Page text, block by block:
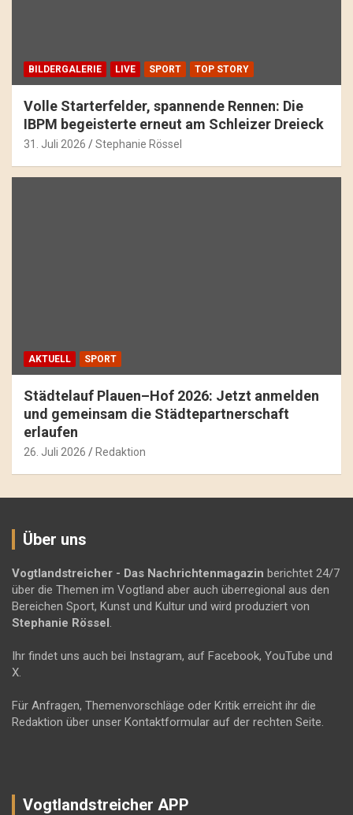
BILDERGALERIE LIVE SPORT TOP STORY
Volle Starterfelder, spannende Rennen: Die
IBPM begeisterte erneut am Schleizer Dreieck
31. Juli 2026 Stephanie Rössel
AKTUELL SPORT
Städtelauf Plauen–Hof 2026: Jetzt anmelden
und gemeinsam die Städtepartnerschaft
erlaufen
26. Juli 2026 Redaktion
Über uns
Vogtlandstreicher - Das Nachrichtenmagazin berichtet 24/7
über die Themen im Vogtland aber auch überregional aus den
Bereichen Sport, Kunst und Kultur und wird produziert von
Stephanie Rössel.
Ihr findet uns auch bei Instagram, auf Facebook, YouTube und
X.
Für Anfragen, Themenvorschläge oder Kritik erreicht ihr die
Redaktion über unser Kontaktformular auf der rechten Seite.
Vogtlandstreicher APP